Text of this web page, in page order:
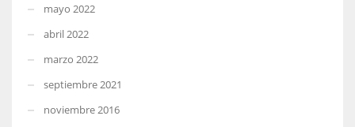
mayo 2022
abril 2022
marzo 2022
septiembre 2021
noviembre 2016